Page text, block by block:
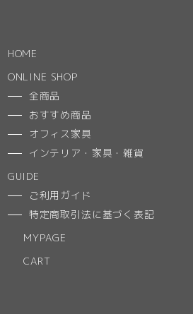
HOME
ONLINE SHOP
全商品
おすすめ商品
オフィス家具
インテリア・家具・雑貨
GUIDE
ご利用ガイド
特定商取引法に基づく表記
MYPAGE
CART